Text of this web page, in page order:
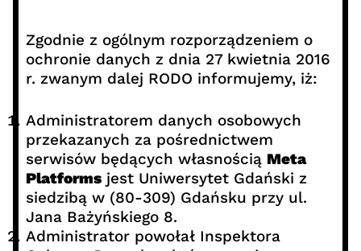
Zgodnie z ogólnym rozporządzeniem o
ochronie danych z dnia 27 kwietnia 2016
r. zwanym dalej RODO informujemy, iż:
Administratorem danych osobowych
przekazanych za pośrednictwem
serwisów będących własnością Meta
Platformsjest Uniwersytet Gdański z
siedzibą w (80-309) Gdańsku przy ul.
Jana Bażyńskiego 8.
Administrator powołał Inspektora